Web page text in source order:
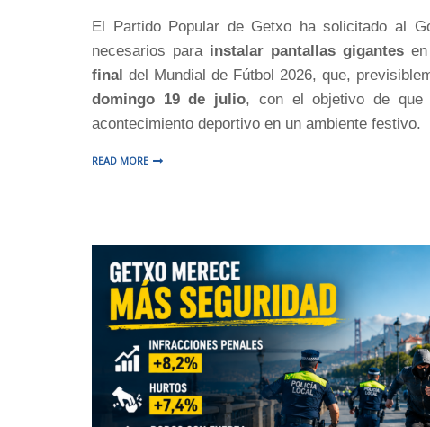
El Partido Popular de Getxo ha solicitado al
necesarios para instalar pantallas gigantesen
final del Mundial de Fútbol 2026, que,
domingo 19 de julio, con el objetivo de que
acontecimiento deportivo en un ambiente festivo.
READ MORE